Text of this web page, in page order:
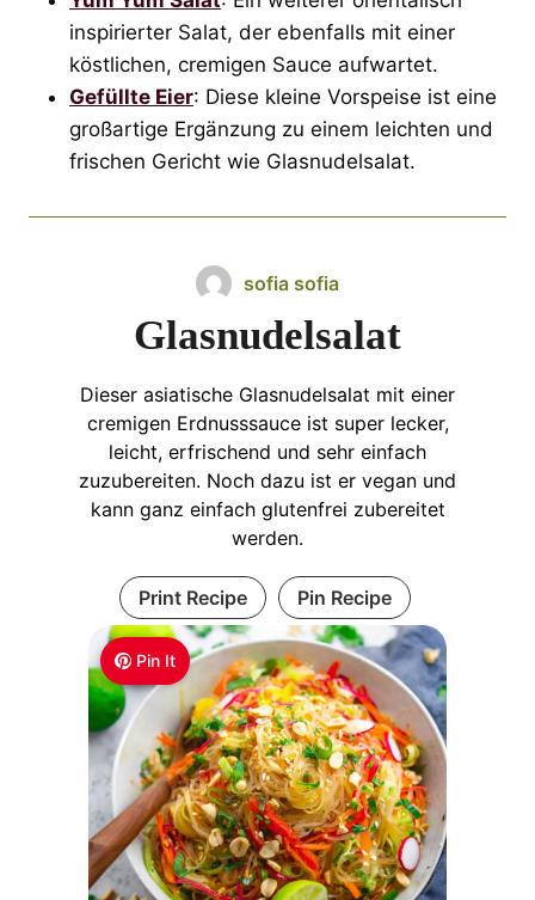
inspirierter Salat, der ebenfalls mit einer
köstlichen, cremigen Sauce aufwartet.
Gefüllte Eier: Diese kleine Vorspeise ist eine
großartige Ergänzung zu einem leichten und
frischen Gericht wie Glasnudelsalat.
Pin It
sofia sofia
Glasnudelsalat
Dieser asiatische Glasnudelsalat mit einer
cremigen Erdnusssauce ist super lecker,
leicht, erfrischend und sehr einfach
zuzubereiten. Noch dazu ist er vegan und
kann ganz einfach glutenfrei zubereitet
werden.
Print Recipe Pin Recipe